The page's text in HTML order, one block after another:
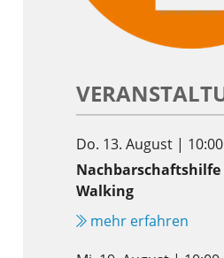
Do. 13. August |
Nachbarschaftshilfe
Walking
mehr erfahren